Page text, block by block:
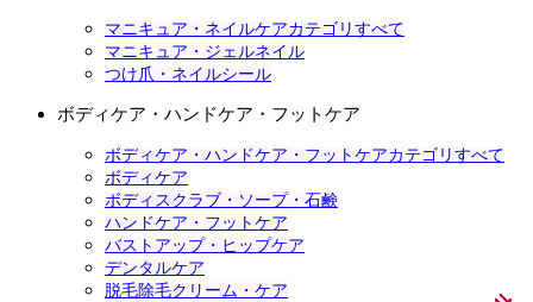
マニキュア・ネイルケアカテゴリすべて
マニキュア・ジェルネイル
つけ爪・ネイルシール
ボディケア・ハンドケア・フットケア
ボディケア・ハンドケア・フットケアカテゴリすべて
ボディケア
ボディスクラブ・ソープ・石鹸
ハンドケア・フットケア
バストアップ・ヒップケア
デンタルケア
脱毛除毛クリーム・ケア